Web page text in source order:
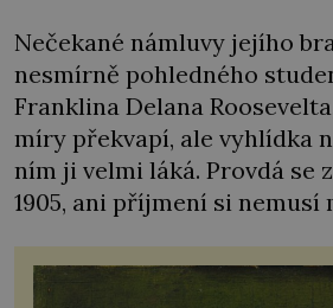
Nečekané námluvy jejího
nesmírně pohledného
Franklina Delana
míry překvapí, ale vyhlídka
ním ji velmi láká. Provdá se
1905, ani příjmení si nemusí